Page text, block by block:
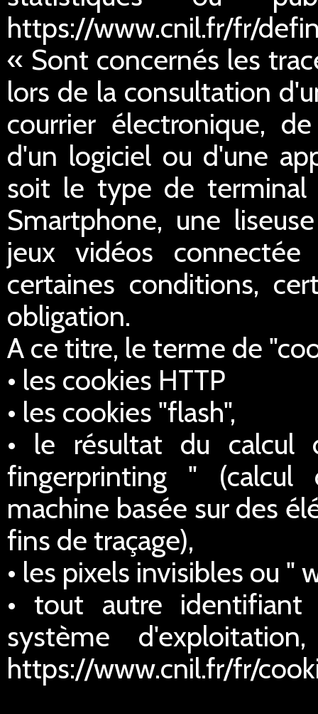
https://www.cnil.fr/fr/
« Sont concernés les
lors de la consultation
courrier électronique,
d'un logiciel ou d'une
soit le type de terminal
Smartphone, une
jeux vidéos
certaines conditions,
obligation.
A ce titre, le terme de
• les cookies HTTP
• les cookies "flash",
• le résultat du calcul
fingerprinting "
machine basée sur des
fins de traçage),
• les pixels invisibles ou "
• tout autre
système
https://www.cnil.fr/fr/